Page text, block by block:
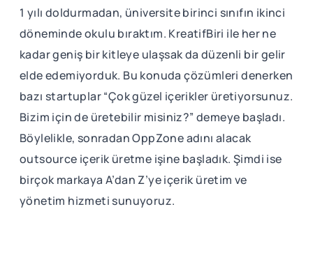
1 yılı doldurmadan, üniversite birinci sınıfın ikinci
döneminde okulu bıraktım. KreatifBiri ile her ne
kadar geniş bir kitleye ulaşsak da düzenli bir gelir
elde edemiyorduk. Bu konuda çözümleri denerken
bazı startuplar “Çok güzel içerikler üretiyorsunuz.
Bizim için de üretebilir misiniz?” demeye başladı.
Böylelikle, sonradan OppZone adını alacak
outsource içerik üretme işine başladık. Şimdi ise
birçok markaya A’dan Z’ye içerik üretim ve
yönetim hizmeti sunuyoruz.